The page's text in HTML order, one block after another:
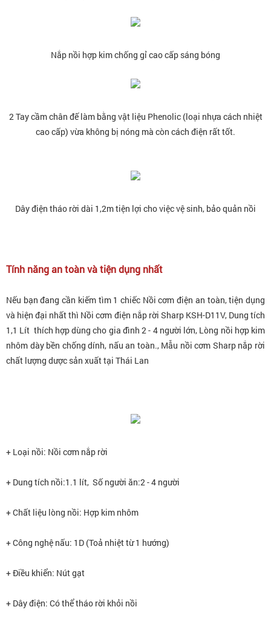
Nắp nồi hợp kim chống gỉ cao cấp sáng bóng
2 Tay cầm chân đế làm bằng vật liệu Phenolic (loại nhựa cách nhiệt
cao cấp) vừa không bị nóng mà còn cách điện rất tốt.
Dây điện tháo rời dài 1,2m tiện lợi cho việc vệ sinh, bảo quản nồi
Tính năng an toàn và tiện dụng nhất
Nếu bạn đang cần kiếm tìm 1 chiếc Nồi cơm điện an toàn, tiện dụng
và hiện đại nhất thì Nồi cơm điện nắp rời Sharp KSH-D11V, Dung tích
1,1 Lít thích hợp dùng cho gia đình 2 - 4 người lớn, Lòng nồi hợp kim
nhôm dày bền chống dính, nấu an toàn., Mẫu nồi cơm Sharp nắp rời
chất lượng dược sản xuất tại Thái Lan
+ Loại nồi: Nồi cơm nắp rời
+ Dung tích nồi:1.1 lít, Số người ăn:2 - 4 người
+ Chất liệu lòng nồi: Hợp kim nhôm
+ Công nghệ nấu: 1D (Toả nhiệt từ 1 hướng)
+ Điều khiển: Nút gạt
+ Dây điện: Có thể tháo rời khỏi nồi